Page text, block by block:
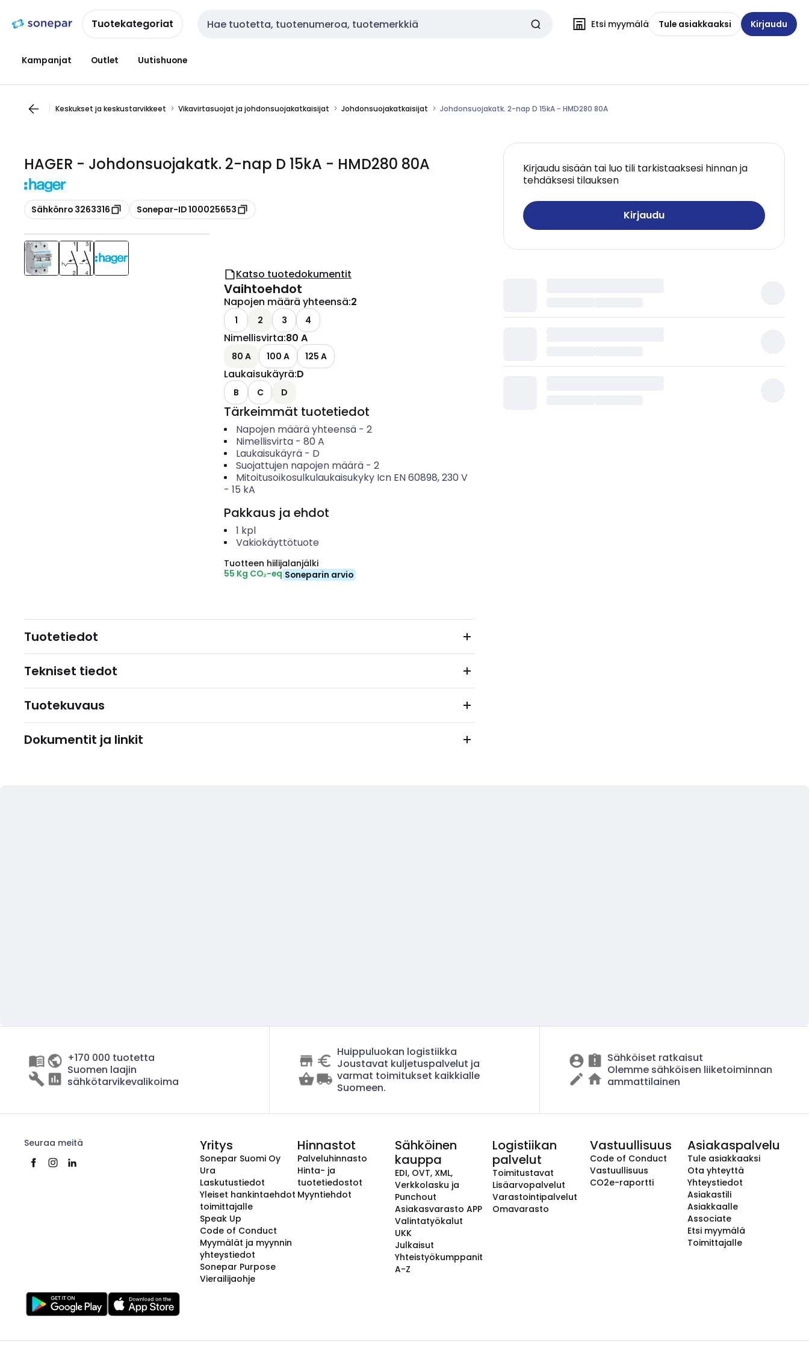
navigointiinsisältöönTuotekategoriat Haku Etsi myymälä Tule asiakkaaksi Kirjaudu
Kampanjat Outlet Uutishuone
Keskukset ja keskustarvikkeet Vikavirtasuojat ja johdonsuojakatkaisijat Johdonsuojakatkaisijat Johdonsuojakatk. 2-nap D 15kA - HMD280 80A
HAGER - Johdonsuojakatk. 2-nap D 15kA - HMD280 80A
Kopioi
Sähkönro 3263316 Kopioi
Sonepar-ID 100025653
Kirjaudu sisään tai luo tili tarkistaaksesi hinnan ja
tehdäksesi tilauksen
Kirjaudu
Katso tuotedokumentit
Vaihtoehdot
Napojen määrä yhteensä:2
1 2 3 4
Nimellisvirta:80 A
80 A 100 A 125 A
Laukaisukäyrä:D
B C D
Tärkeimmät tuotetiedot
Napojen määrä yhteensä- 2
Nimellisvirta- 80 A
Laukaisukäyrä- D
Suojattujen napojen määrä- 2
Mitoitusoikosulkulaukaisukyky Icn EN 60898, 230 V
- 15 kA
Pakkaus ja ehdot
1 kpl
Vakiokäyttötuote
Tuotteen hiilijalanjälki
55 Kg CO₂-eq Soneparin arvio
Tuotetiedot
Tekniset tiedot
Tuotekuvaus
Dokumentit ja linkit
+170 000 tuotetta
Suomen laajin
sähkötarvikevalikoima
Huippuluokan logistiikka
Joustavat kuljetuspalvelut ja
varmat toimitukset kaikkialle
Suomeen.
Sähköiset ratkaisut
Olemme sähköisen liiketoiminnan
ammattilainen
Seuraa meitä Yritys
Sonepar Suomi Oy
Ura
Laskutustiedot
Yleiset hankintaehdot
toimittajalle
Speak Up
Code of Conduct
Myymälät ja myynnin
yhteystiedot
Sonepar Purpose
Vierailijaohje
Hinnastot
Palveluhinnasto
Hinta- ja
tuotetiedostot
Myyntiehdot
Sähköinen
kauppa
EDI, OVT, XML,
Verkkolasku ja
Punchout
Asiakasvarasto APP
Valintatyökalut
UKK
Julkaisut
Yhteistyökumppanit
A-Z
Logistiikan
palvelut
Toimitustavat
Lisäarvopalvelut
Varastointipalvelut
Omavarasto
Vastuullisuus
Code of Conduct
Vastuullisuus
CO2e-raportti
Asiakaspalvelu
Tule asiakkaaksi
Ota yhteyttä
Yhteystiedot
Asiakastili
Asiakkaalle
Associate
Etsi myymälä
Toimittajalle